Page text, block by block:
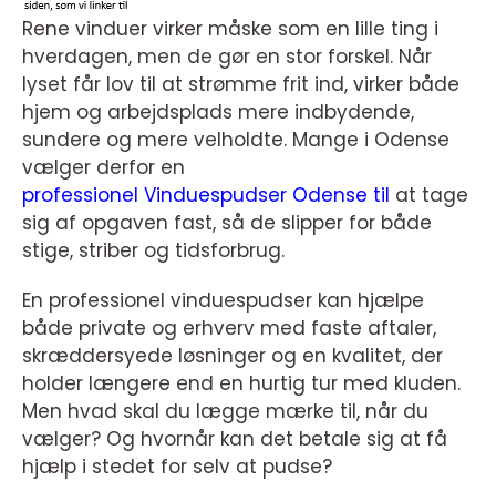
Rene vinduer virker måske som en lille ting i
hverdagen, men de gør en stor forskel. Når
lyset får lov til at strømme frit ind, virker både
hjem og arbejdsplads mere indbydende,
sundere og mere velholdte. Mange i Odense
vælger derfor en
professionel Vinduespudser Odense til at tage
sig af opgaven fast, så de slipper for både
stige, striber og tidsforbrug.
En professionel vinduespudser kan hjælpe
både private og erhverv med faste aftaler,
skræddersyede løsninger og en kvalitet, der
holder længere end en hurtig tur med kluden.
Men hvad skal du lægge mærke til, når du
vælger? Og hvornår kan det betale sig at få
hjælp i stedet for selv at pudse?